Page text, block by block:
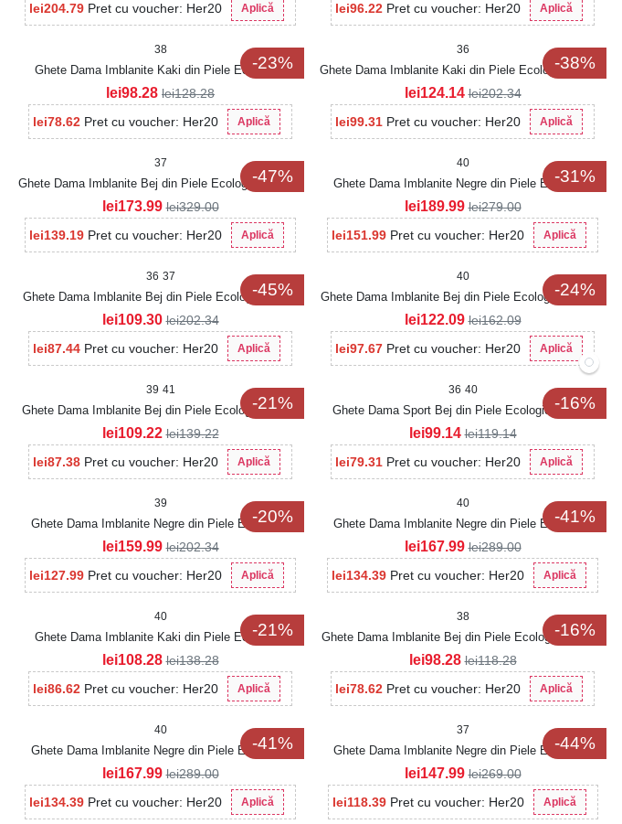
lei204.79 Pret cu voucher: Her20 Aplică lei96.22 Pret cu voucher: Her20 Aplică
-23%
38
Ghete Dama Imblanite Kaki din Piele Ecologica
Intoarsa Keiley2
lei78.62 Pret cu voucher: Her20 Aplică
lei98.28 lei128.28
-38%
36
Ghete Dama Imblanite Kaki din Piele Ecologica Jahlia
lei99.31 Pret cu voucher: Her20 Aplică
lei124.14 lei202.34
-47%
37
Ghete Dama Imblanite Bej din Piele Ecologica Eveley
lei139.19 Pret cu voucher: Her20 Aplică
lei173.99 lei329.00
-31%
40
Ghete Dama Imblanite Negre din Piele Ecologica
Yostina
lei151.99 Pret cu voucher: Her20 Aplică
lei189.99 lei279.00
-45%
36 37
Ghete Dama Imblanite Bej din Piele Ecologica Caira
lei87.44 Pret cu voucher: Her20 Aplică
lei109.30 lei202.34
-24%
40
Ghete Dama Imblanite Bej din Piele Ecologica Kynlee
lei97.67 Pret cu voucher: Her20 Aplică
lei122.09 lei162.09
-21%
39 41
Ghete Dama Imblanite Bej din Piele Ecologica Zaley
lei87.38 Pret cu voucher: Her20 Aplică
lei109.22 lei139.22
-16%
36 40
Ghete Dama Sport Bej din Piele Ecologica Alissa
lei79.31 Pret cu voucher: Her20 Aplică
lei99.14 lei119.14
-20%
39
Ghete Dama Imblanite Negre din Piele Ecologica
Yazlin
lei127.99 Pret cu voucher: Her20 Aplică
lei159.99 lei202.34
-41%
40
Ghete Dama Imblanite Negre din Piele Ecologica
Isobella
lei134.39 Pret cu voucher: Her20 Aplică
lei167.99 lei289.00
-21%
40
Ghete Dama Imblanite Kaki din Piele Ecologica
Rossie
lei86.62 Pret cu voucher: Her20 Aplică
lei108.28 lei138.28
-16%
38
Ghete Dama Imblanite Bej din Piele Ecologica Sadira
lei78.62 Pret cu voucher: Her20 Aplică
lei98.28 lei118.28
-41%
40
Ghete Dama Imblanite Negre din Piele Ecologica
Intoarsa Salima2
lei134.39 Pret cu voucher: Her20 Aplică
lei167.99 lei289.00
-44%
37
Ghete Dama Imblanite Negre din Piele Ecologica
Intoarsa Hridhya2
lei118.39 Pret cu voucher: Her20 Aplică
lei147.99 lei269.00